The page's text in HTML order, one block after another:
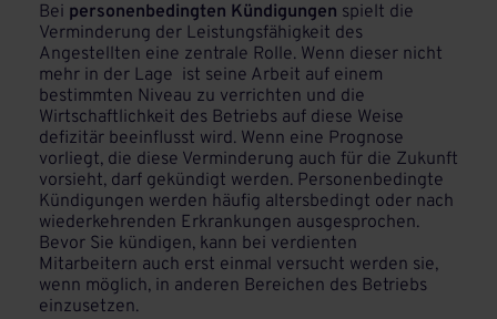
Bei personenbedingten Kündigungen spielt die
Verminderung der Leistungsfähigkeit des
Angestellten eine zentrale Rolle. Wenn dieser nicht
mehr in der Lage ist seine Arbeit auf einem
bestimmten Niveau zu verrichten und die
Wirtschaftlichkeit des Betriebs auf diese Weise
defizitär beeinflusst wird. Wenn eine Prognose
vorliegt, die diese Verminderung auch für die Zukunft
vorsieht, darf gekündigt werden. Personenbedingte
Kündigungen werden häufig altersbedingt oder nach
wiederkehrenden Erkrankungen ausgesprochen.
Bevor Sie kündigen, kann bei verdienten
Mitarbeitern auch erst einmal versucht werden sie,
wenn möglich, in anderen Bereichen des Betriebs
einzusetzen.